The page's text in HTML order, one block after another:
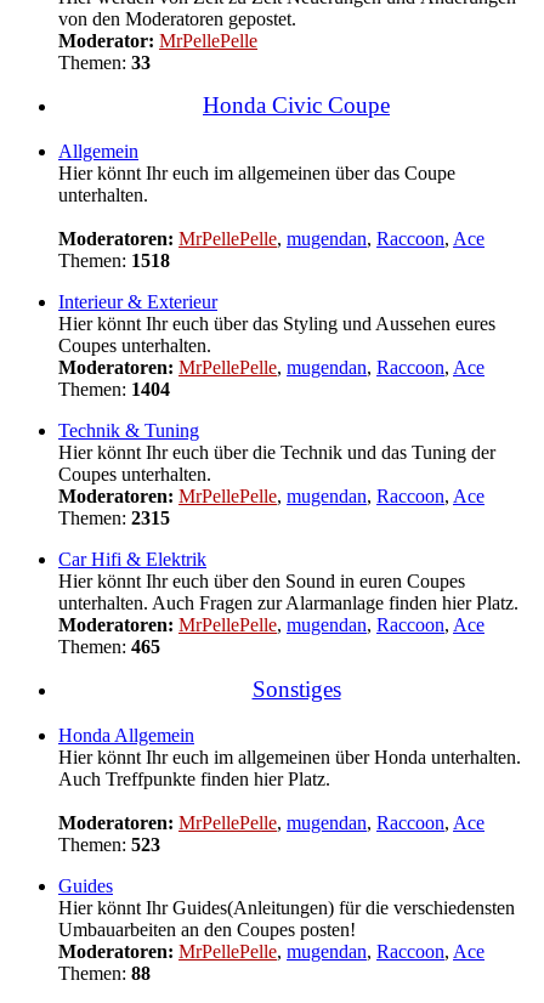
von den Moderatoren gepostet.
Moderator: MrPellePelle
Themen: 33
Honda Civic Coupe
Allgemein
Hier könnt Ihr euch im allgemeinen über das Coupe
unterhalten.
Moderatoren: MrPellePelle, mugendan, Raccoon, Ace
Themen: 1518
Interieur & Exterieur
Hier könnt Ihr euch über das Styling und Aussehen eures
Coupes unterhalten.
Moderatoren: MrPellePelle, mugendan, Raccoon, Ace
Themen: 1404
Technik & Tuning
Hier könnt Ihr euch über die Technik und das Tuning der
Coupes unterhalten.
Moderatoren: MrPellePelle, mugendan, Raccoon, Ace
Themen: 2315
Car Hifi & Elektrik
Hier könnt Ihr euch über den Sound in euren Coupes
unterhalten. Auch Fragen zur Alarmanlage finden hier Platz.
Moderatoren: MrPellePelle, mugendan, Raccoon, Ace
Themen: 465
Sonstiges
Honda Allgemein
Hier könnt Ihr euch im allgemeinen über Honda unterhalten.
Auch Treffpunkte finden hier Platz.
Moderatoren: MrPellePelle, mugendan, Raccoon, Ace
Themen: 523
Guides
Hier könnt Ihr Guides(Anleitungen) für die verschiedensten
Umbauarbeiten an den Coupes posten!
Moderatoren: MrPellePelle, mugendan, Raccoon, Ace
Themen: 88